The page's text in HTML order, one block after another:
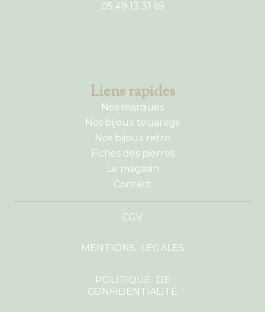
05 49 13 31 69
Liens rapides
Nos marques
Nos bijoux touaregs
Nos bijoux retro
Fiches des pierres
Le magasin
Contact
CGV
MENTIONS LÉGALES
POLITIQUE DE
CONFIDENTIALITÉ